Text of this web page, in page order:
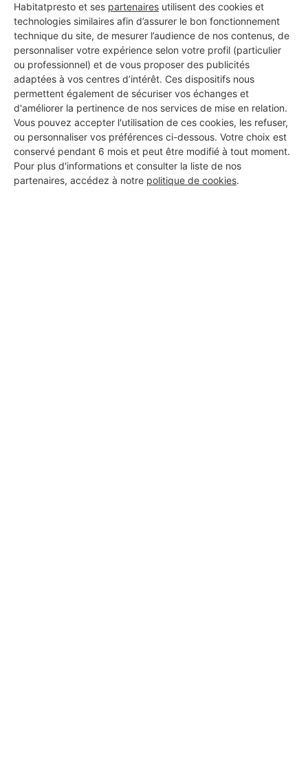
Habitatpresto et ses partenaires utilisent des cookies et
technologies similaires afin d’assurer le bon fonctionnement
technique du site, de mesurer l’audience de nos contenus, de
personnaliser votre expérience selon votre profil (particulier
ou professionnel) et de vous proposer des publicités
adaptées à vos centres d’intérêt. Ces dispositifs nous
permettent également de sécuriser vos échanges et
d'améliorer la pertinence de nos services de mise en relation.
Vous pouvez accepter l'utilisation de ces cookies, les refuser,
ou personnaliser vos préférences ci-dessous. Votre choix est
conservé pendant 6 mois et peut être modifié à tout moment.
Pour plus d'informations et consulter la liste de nos
partenaires, accédez à notre politique de cookies.
37 ans d'expérience
Voir sa fiche
MONSIEUR MICKAEL CARIFI
Puget-sur-Argens
9 ans d'expérience